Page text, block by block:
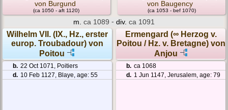
von Burgund
(ca 1050 - aft 1120)
von Baugency
(ca 1053 - bef 1070)
m. ca 1089 - div. ca 1091
Wilhelm VII. (IX., Hz., erster
europ. Troubadour) von
Poitou
Ermengard (∞ Herzog v.
Poitou / Hz. v. Bretagne) von
Anjou
b.
22 Oct 1071, Poitiers
d.
10 Feb 1127, Blaye, age: 55
b.
ca 1068
d.
1 Jun 1147, Jerusalem, age: 79